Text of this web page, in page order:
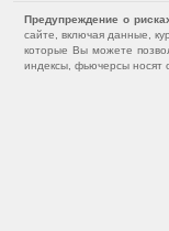
Предупреждение о
сайте, включая данные,
которые Вы можете
индексы, фьючерсы носят